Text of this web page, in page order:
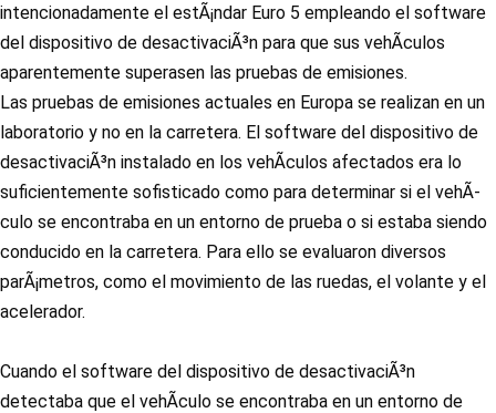
intencionadamente el estÃ¡ndar Euro 5 empleando el software
del dispositivo de desactivaciÃ³n para que sus vehÃ­culos
aparentemente superasen las pruebas de emisiones.
Las pruebas de emisiones actuales en Europa se realizan en un
laboratorio y no en la carretera. El software del dispositivo de
desactivaciÃ³n instalado en los vehÃ­culos afectados era lo
suficientemente sofisticado como para determinar si el vehÃ­
culo se encontraba en un entorno de prueba o si estaba siendo
conducido en la carretera. Para ello se evaluaron diversos
parÃ¡metros, como el movimiento de las ruedas, el volante y el
acelerador.
Cuando el software del dispositivo de desactivaciÃ³n
detectaba que el vehÃ­culo se encontraba en un entorno de